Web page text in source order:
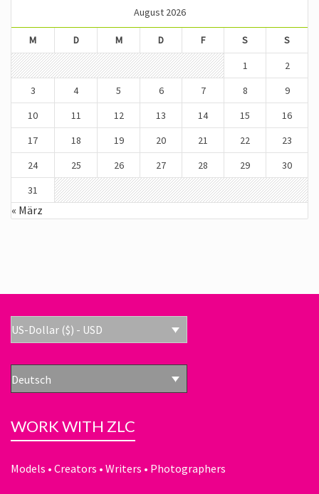
August 2026
M D M D F S
S
1
2
3
4 5 6 7 8
9
10
11 12 13 14 15
16
17
18 19 20 21 22
23
24
25 26 27 28 29
30
31
« März
US-Dollar ($) - USD
Deutsch
WORK WITH ZLC
Models • Creators • Writers • Photographers